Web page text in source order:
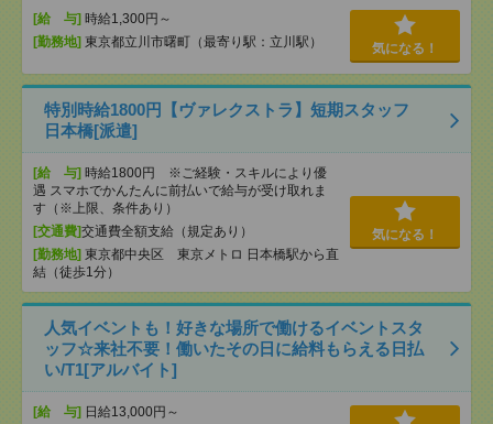
[給 与] 時給1,300円～
[勤務地] 東京都立川市曙町（最寄り駅：立川駅） 気になる！
特別時給1800円【ヴァレクストラ】短期スタッフ
日本橋[派遣]
[給 与] 時給1800円 ※ご経験・スキルにより優
遇 スマホでかんたんに前払いで給与が受け取れま
す（※上限、条件あり）
[交通費]交通費全額支給（規定あり）
[勤務地] 東京都中央区 東京メトロ 日本橋駅から直
結（徒歩1分）
気になる！
人気イベントも！好きな場所で働けるイベントスタ
ッフ☆来社不要！働いたその日に給料もらえる日払
い/T1[アルバイト]
[給 与] 日給13,000円～